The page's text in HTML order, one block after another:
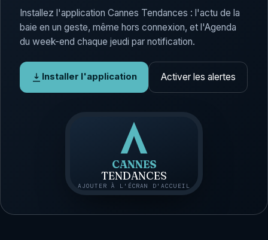
Installez l'application Cannes Tendances : l'actu de la
baie en un geste, même hors connexion, et l'Agenda
du week-end chaque jeudi par notification.
Installer l'application Activer les alertes
CANNES
TENDANCES
AJOUTER À L'ÉCRAN D'ACCUEIL